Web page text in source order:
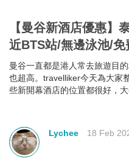
【曼谷新酒店優惠】
近BTS站/無邊泳池/免
曼谷一直都是港人常去旅遊目
也超高。travelliker今天為大家
些新開幕酒店的位置都很好，
不如來看看有沒有合你心意的曼
Lychee 18 Feb